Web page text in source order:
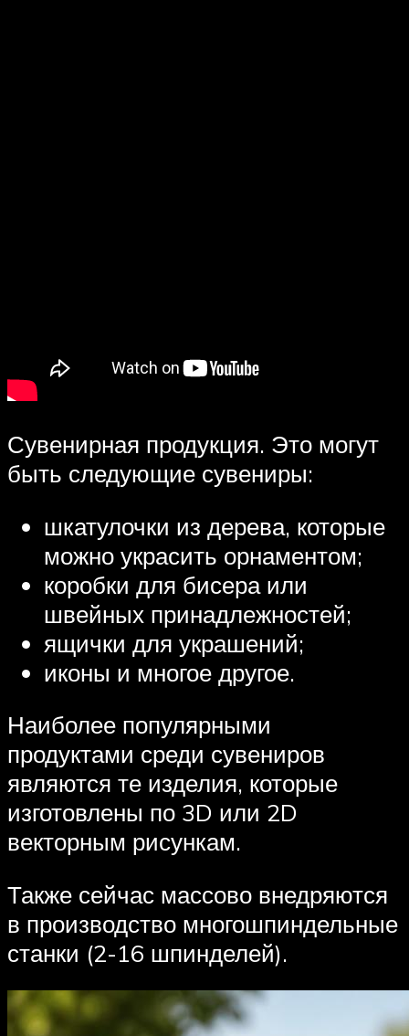
Сувенирная продукция. Это могут
быть следующие сувениры:
шкатулочки из дерева, которые
можно украсить орнаментом;
коробки для бисера или
швейных принадлежностей;
ящички для украшений;
иконы и многое другое.
Наиболее популярными
продуктами среди сувениров
являются те изделия, которые
изготовлены по 3D или 2D
векторным рисункам.
Также сейчас массово внедряются
в производство многошпиндельные
станки (2-16 шпинделей).